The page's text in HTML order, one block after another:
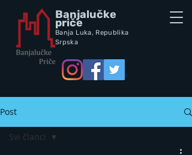
Banjalučke
priče
Banja Luka, Republika
Srpska
Post
Svi članci